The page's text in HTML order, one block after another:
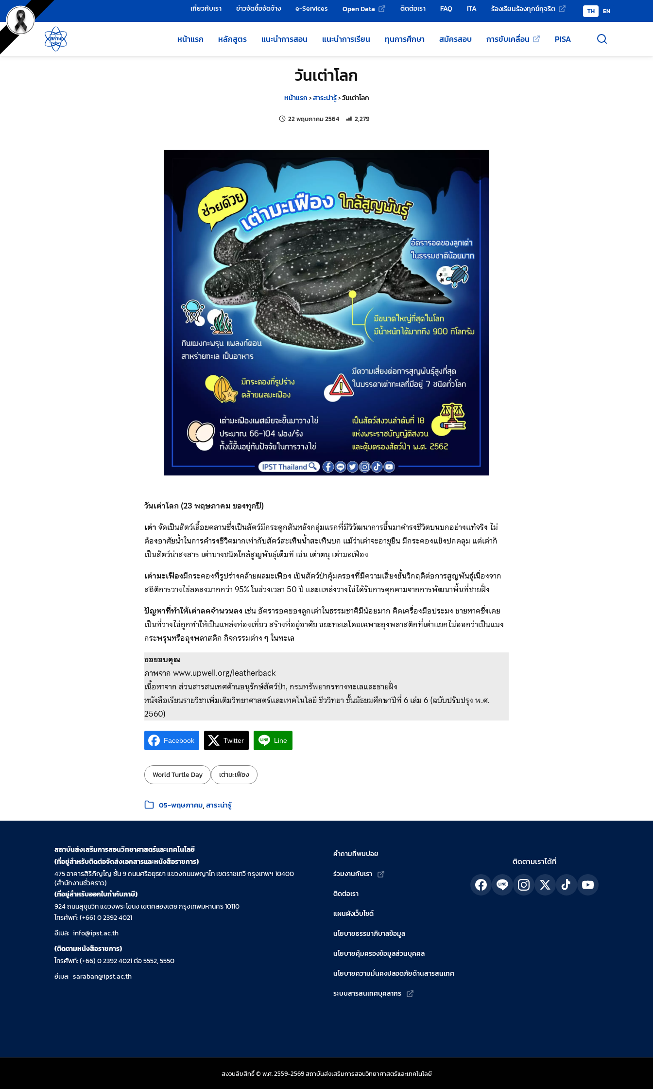
ข้ามไปยังเนื้อหาหลัก
เครื่องมือช่วยเหลือ เกี่ยวกับเรา ข่าวจัดซื้อจัดจ้าง e-Services Open Data ติดต่อเรา FAQ ITA ร้องเรียนร้องทุกข์ทุจริต TH EN
หน้าแรก หลักสูตร แนะนำการสอน แนะนำการเรียน ทุนการศึกษา สมัครสอบ การขับเคลื่อน PISA
วันเต่าโลก
หน้าแรก›สาระน่ารู้›วันเต่าโลก
22 พฤษภาคม 2564 แก้ไขล่าสุดเมื่อ:
จำนวนการเข้าชม 2,279 ครั้ง
2,279
วันเต่าโลก (23 พฤษภาคม ของทุกปี)
เต่าจัดเป็นสัตว์เลื้อยคลานซึ่งเป็นสัตว์มีกระดูกสันหลังกลุ่มแรกที่มีวิวัฒนาการขึ้นมาดำรงชีวิตบนบกอย่างแท้จริง ไม่
ต้องอาศัยน้ำในการดำรงชีวิตมากเท่ากับสัตว์สะเทินน้ำสะเทินบก แม้ว่าเต่าจะอายุยืน มีกระดองแข็งปกคลุม แต่เต่าก็
เป็นสัตว์น่าสงสาร เต่าบางชนิดใกล้สูญพันธุ์เต็มที เช่น เต่าตนุ เต่ามะเฟือง
เต่ามะเฟืองมีกระดองที่รูปร่างคล้ายผลมะเฟือง เป็นสัตว์ป่าคุ้มครองที่มีความเสี่ยงขั้นวิกฤติต่อการสูญพันธุ์เนื่องจาก
สถิติการวางไข่ลดลงมากกว่า 95% ในช่วงเวลา 50 ปี และแหล่งวางไข่ได้รับการคุกคามจากการพัฒนาพื้นที่ชายฝั่ง
ปัญหาที่ทำให้เต่าลดจำนวนลง เช่น อัตรารอดของลูกเต่าในธรรมชาติมีน้อยมาก ติดเครื่องมือประมง ชายหาดซึ่งเคย
เป็นที่วางไข่ถูกทำให้เป็นแหล่งท่องเที่ยว สร้างที่อยู่อาศัย ขยะทะเลโดยเฉพาะถุงพลาสติกที่เต่าแยกไม่ออกว่าเป็นแมง
กระพรุนหรือถุงพลาสติก กิจกรรมต่าง ๆ ในทะเล
ขอขอบคุณ
ภาพจาก www.upwell.org/leatherback
เนื้อหาจาก ส่วนสารสนเทศด้านอนุรักษ์สัตว์ป่า, กรมทรัพยากรทางทะเลและชายฝั่ง
หนังสือเรียนรายวิชาเพิ่มเติมวิทยาศาสตร์และเทคโนโลยี ชีววิทยา ชั้นมัธยมศึกษาปีที่ 6 เล่ม 6 (ฉบับปรับปรุง พ.ศ.
2560)
Facebook Twitter Line
ป้ายกำกับ:
World Turtle Day เต่ามะเฟือง
หมวดหมู่:
05-พฤษภาคม สาระน่ารู้
สถาบันส่งเสริมการสอนวิทยาศาสตร์และเทคโนโลยี
(ที่อยู่สำหรับติดต่อจัดส่งเอกสารและหนังสือราชการ)
475 อาคารสิริภิญโญ ชั้น 9 ถนนศรีอยุธยา แขวงถนนพญาไท เขตราชเทวี กรุงเทพฯ 10400
(สำนักงานชั่วคราว)
(ที่อยู่สำหรับออกใบกำกับภาษี)
924 ถนนสุขุมวิท แขวงพระโขนง เขตคลองเตย กรุงเทพมหานคร 10110
โทรศัพท์: (+66) 0 2392 4021
อีเมล: info@ipst.ac.th
(ติดตามหนังสือราชการ)
โทรศัพท์: (+66) 0 2392 4021 ต่อ 5552, 5550
อีเมล: saraban@ipst.ac.th
คำถามที่พบบ่อย
ร่วมงานกับเรา
ติดต่อเรา
แผนผังเว็บไซต์
นโยบายธรรมาภิบาลข้อมูล
นโยบายคุ้มครองข้อมูลส่วนบุคคล
นโยบายความมั่นคงปลอดภัยด้านสารสนเทศ
ระบบสารสนเทศบุคลากร
ติดตามเราได้ที่
สงวนลิขสิทธิ์ © พ.ศ. 2559-2569 สถาบันส่งเสริมการสอนวิทยาศาสตร์และเทคโนโลยี